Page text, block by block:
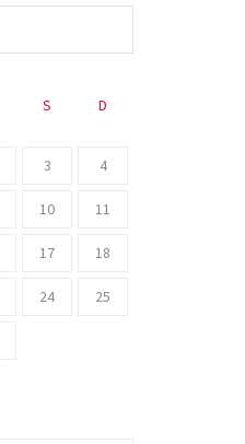
S D
3 4
10 11
17 18
24 25